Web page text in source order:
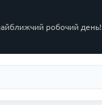
робочий день!